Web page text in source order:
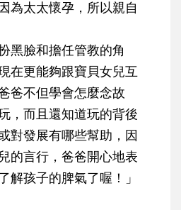
為太太懷孕，所以親自
黑臉和擔任管教的角
在更能夠跟寶貝女兒互
爸不但學會怎麼念故
，而且還知道玩的背後
對發展有哪些幫助，因
的言行，爸爸開心地表
解孩子的脾氣了喔！」